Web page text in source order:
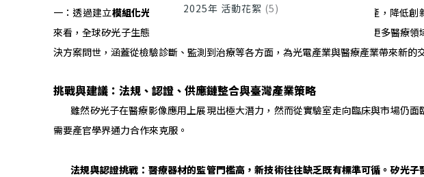
一：透過建立模組化光子元件庫與MPW多項服務 ，小型公司也能低成本試產，降低創
來看，全球矽光子生態系正從研發驅動轉向
，未來幾年內預計會有更多醫療
決方案問世，涵蓋從檢驗診斷、監測到治療等各方面，為光電產業與醫療產業帶來新的
挑戰與建議：法規、認證、供應鏈整合與臺灣產業策略
雖然矽光子在醫療影像應用上展現出極大潛力，然而從實驗室走向臨床與市場仍面
需要產官學界通力合作來克服。
法規與認證挑戰：醫療器材的監管門檻高，新技術往往缺乏既有標準可循。矽光子
2025年 活動花絮 (5)